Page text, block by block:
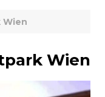
Wien
Wien